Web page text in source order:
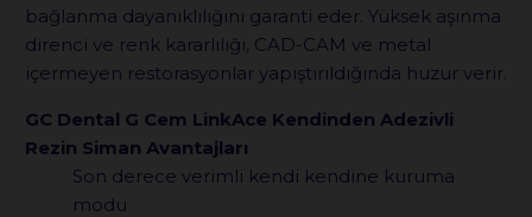
bağlanma dayanıklılığını garanti eder. Yüksek aşınma
direnci ve renk kararlılığı, CAD-CAM ve metal
içermeyen restorasyonlar yapıştırıldığında huzur verir.
GC Dental G Cem LinkAce Kendinden Adezivli
Rezin Siman Avantajları
Son derece verimli kendi kendine kuruma
modu